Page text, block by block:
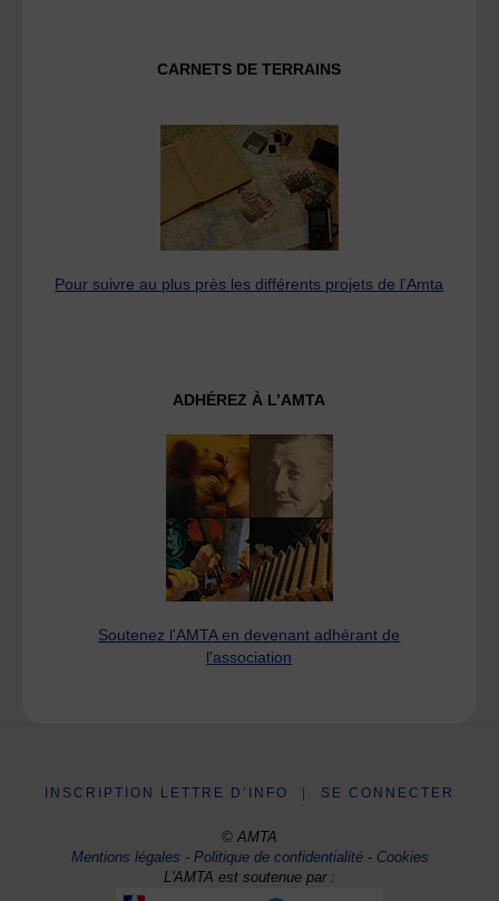
CARNETS DE TERRAINS
Pour suivre au plus près les différents projets de l’Amta
ADHÉREZ À L’AMTA
Soutenez l'AMTA en devenant adhérant de
l'association
INSCRIPTION LETTRE D’INFO SE CONNECTER
© AMTA
Mentions légales -Politique de confidentialité- Cookies
L'AMTA est soutenue par :